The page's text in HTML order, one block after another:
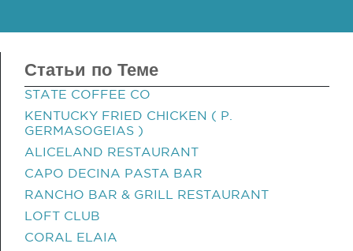
Статьи по Теме
STATE COFFEE CO
KENTUCKY FRIED CHICKEN ( P.
GERMASOGEIAS )
ALICELAND RESTAURANT
CAPO DECINA PASTA BAR
RANCHO BAR & GRILL RESTAURANT
LOFT CLUB
CORAL ELAIA